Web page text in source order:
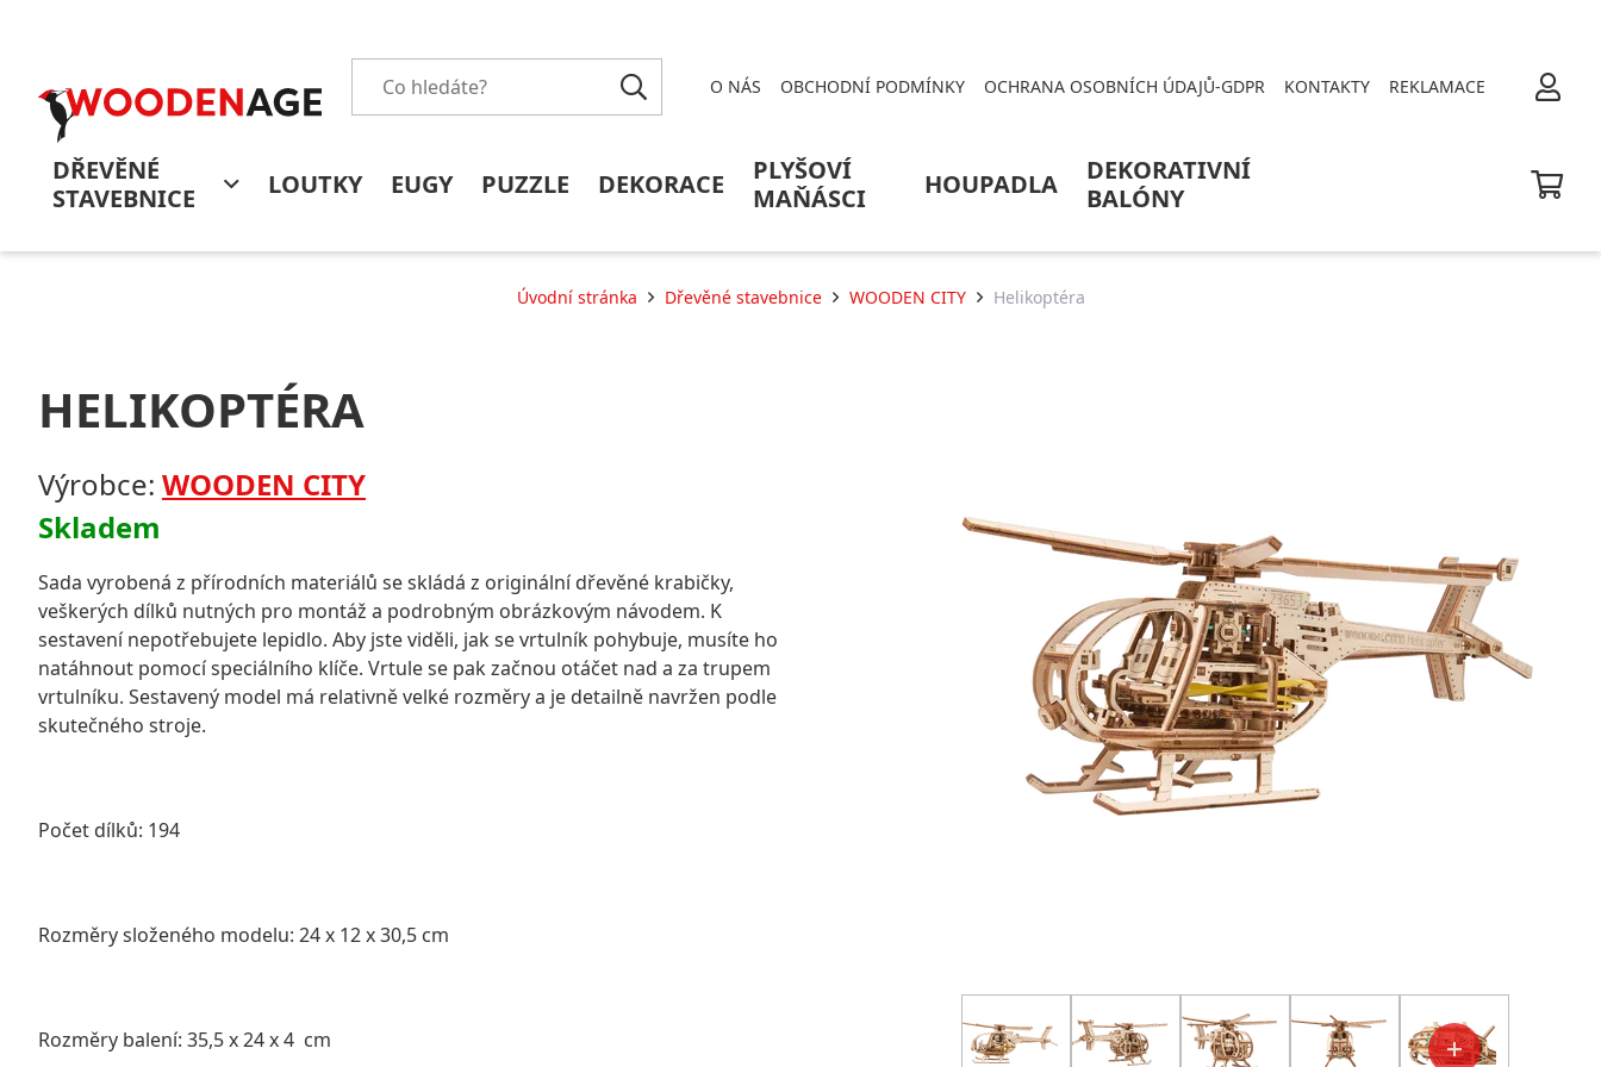
O NÁS OBCHODNÍ PODMÍNKY OCHRANA OSOBNÍCH ÚDAJŮ-GDPR KONTAKTY REKLAMACE
DŘEVĚNÉ
STAVEBNICE
LOUTKY EUGY PUZZLE DEKORACE
PLYŠOVÍ
MAŇÁSCI
HOUPADLA
DEKORATIVNÍ
BALÓNY
Úvodní stránka Dřevěné stavebnice WOODEN CITY Helikoptéra
HELIKOPTÉRA
Výrobce: WOODEN CITY
Skladem
Sada vyrobená z přírodních materiálů se skládá z originální dřevěné krabičky,
veškerých dílků nutných pro montáž a podrobným obrázkovým návodem. K
sestavení nepotřebujete lepidlo. Aby jste viděli, jak se vrtulník pohybuje, musíte ho
natáhnout pomocí speciálního klíče. Vrtule se pak začnou otáčet nad a za trupem
vrtulníku. Sestavený model má relativně velké rozměry a je detailně navržen podle
skutečného stroje.
Počet dílků: 194
Rozměry složeného modelu: 24 x 12 x 30,5 cm
Rozměry balení: 35,5 x 24 x 4 cm